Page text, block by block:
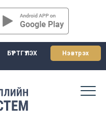
БҮРТГҮҮЛЭХ Нэвтрэх